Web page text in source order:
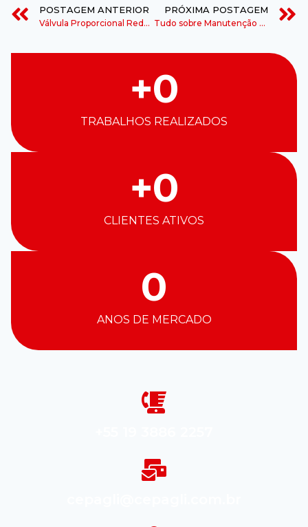
POSTAGEM ANTERIOR
Válvula Proporcional Redutora de Pressão
PRÓXIMA POSTAGEM
Tudo sobre Manutenção Preventiva em Sistemas Hidráulicos
+0
TRABALHOS REALIZADOS
+0
CLIENTES ATIVOS
0
ANOS DE MERCADO